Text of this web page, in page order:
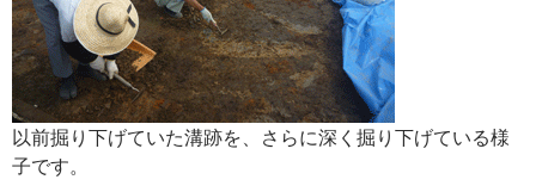
以前掘り下げていた溝跡を、さらに深く掘り下げている様
子です。